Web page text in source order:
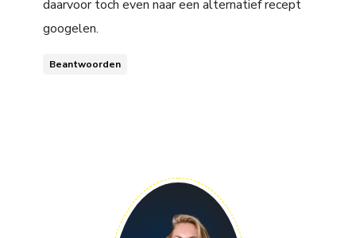
daarvoor toch even naar een alternatief recept
googelen.
Beantwoorden